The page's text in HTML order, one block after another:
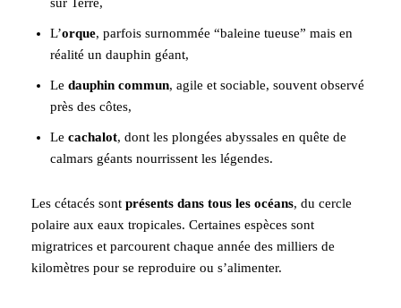
sur Terre,
L’orque, parfois surnommée “baleine tueuse” mais en
réalité un dauphin géant,
Le dauphin commun, agile et sociable, souvent observé
près des côtes,
Le cachalot, dont les plongées abyssales en quête de
calmars géants nourrissent les légendes.
Les cétacés sont présents dans tous les océans, du cercle
polaire aux eaux tropicales. Certaines espèces sont
migratrices et parcourent chaque année des milliers de
kilomètres pour se reproduire ou s’alimenter.